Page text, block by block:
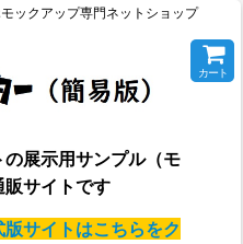
ックアップ専門ネットショップ
展示用サンプル（モ
販サイトです
サイトはこちらをク
カート